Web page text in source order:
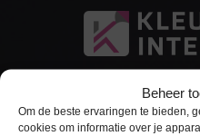
Beheer
Om de beste ervaringen te bieden,
cookies om informatie over je